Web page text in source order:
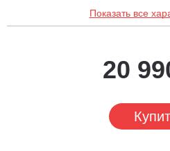
Показать все
20